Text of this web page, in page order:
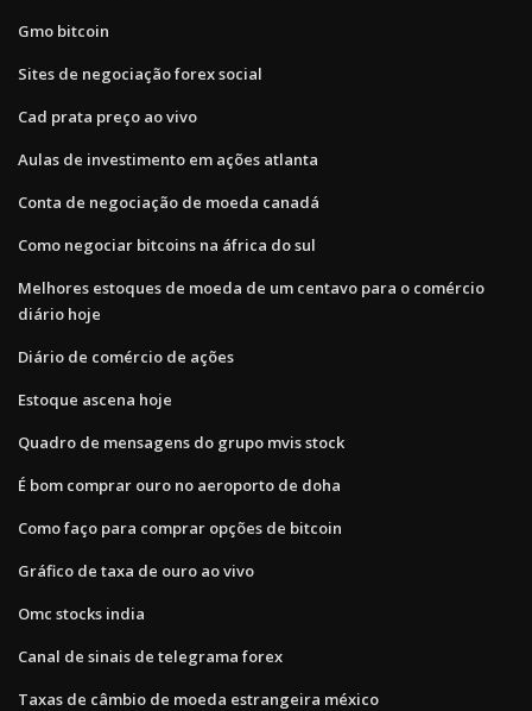
Gmo bitcoin
Sites de negociação forex social
Cad prata preço ao vivo
Aulas de investimento em ações atlanta
Conta de negociação de moeda canadá
Como negociar bitcoins na áfrica do sul
Melhores estoques de moeda de um centavo para o comércio
diário hoje
Diário de comércio de ações
Estoque ascena hoje
Quadro de mensagens do grupo mvis stock
É bom comprar ouro no aeroporto de doha
Como faço para comprar opções de bitcoin
Gráfico de taxa de ouro ao vivo
Omc stocks india
Canal de sinais de telegrama forex
Taxas de câmbio de moeda estrangeira méxico